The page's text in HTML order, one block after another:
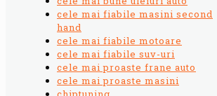
cele mai fiabile masini second
hand
cele mai fiabile motoare
cele mai fiabile suv-uri
cele mai proaste frane auto
cele mai proaste masini